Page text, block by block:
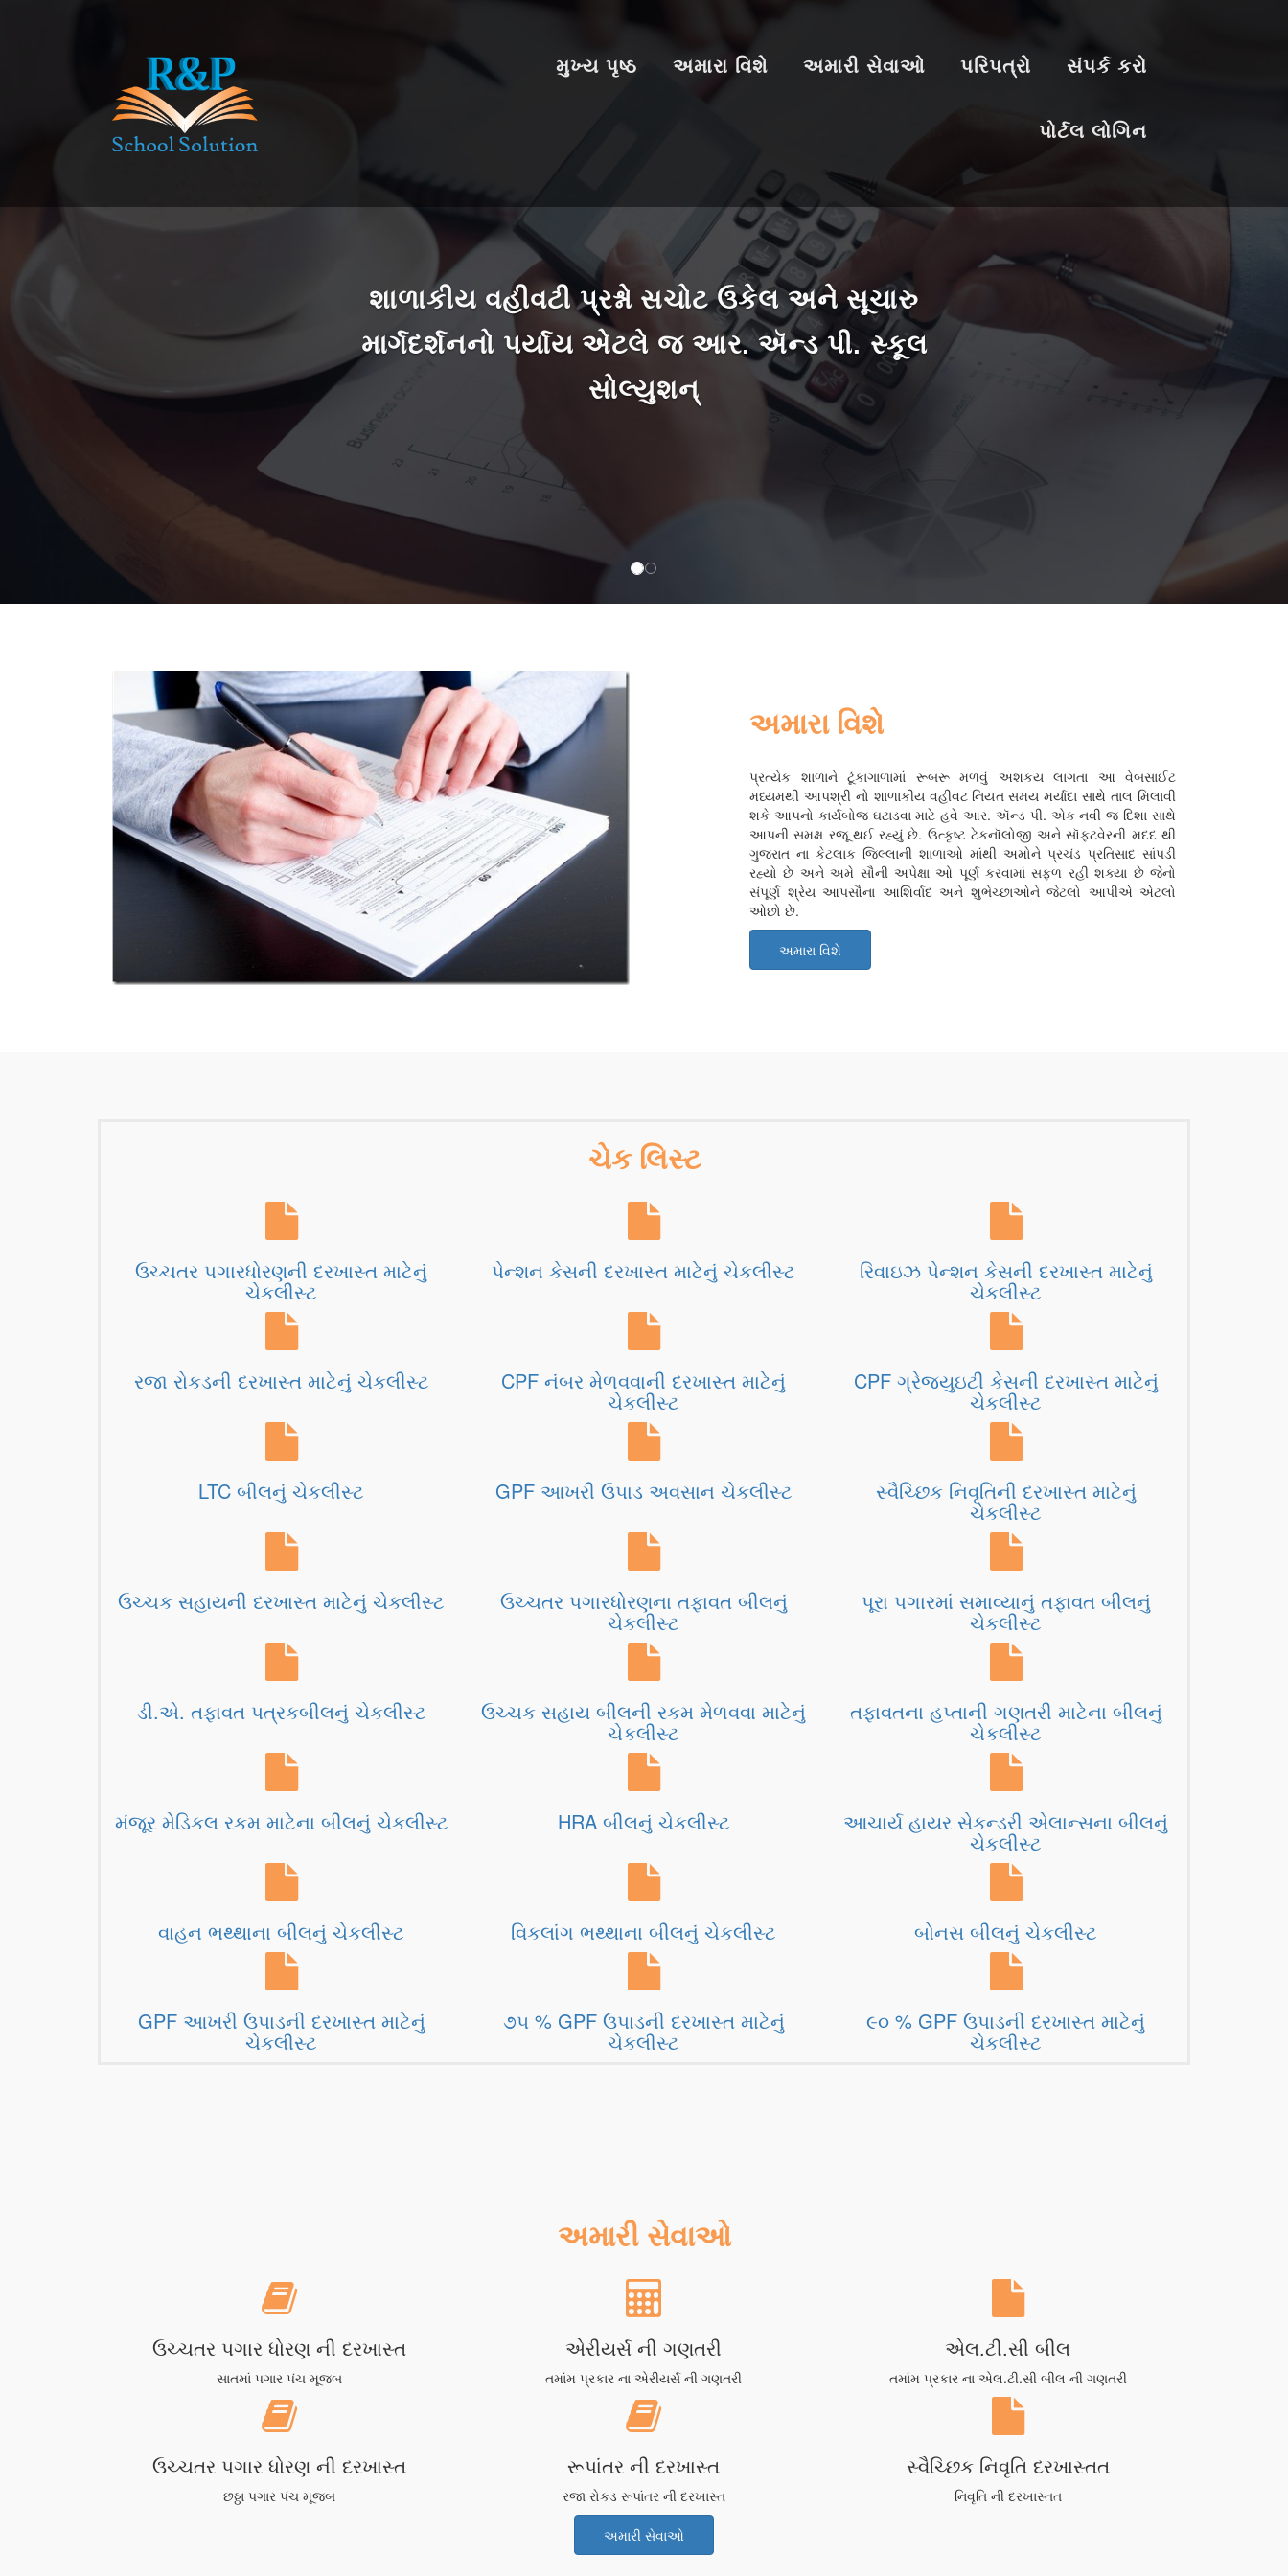
મુખ્ય પૃષ્ઠ અમારા વિશે અમારી સેવાઓ પરિપત્રો સંપર્ક કરો
પોર્ટલ લોગિન
ખરેખર મુક્ત વાતાવરણમાં અને ટેન્શન ફ્રી થઈ પૂર્ણ
તંદુરસ્તી સાથે નોકરી કરવી છે, તો વાટ શાની જુઓ
છો તરત જ સંપર્ક કરો આપણા આત્મીય મિત્રો એવા
આર. ઍન્ડ પી. સ્કૂલ સોલ્યુશન્ ને...
અમારા વિશે
પ્રત્યેક શાળાને ટૂંકાગાળામાં રૂબરૂ મળવું અશકય લાગતા આ વેબસાઈટ
મધ્યમથી આપશ્રી નો શાળાકીય વહીવટ નિયત સમય મર્યાદા સાથે તાલ મિલાવી
શકે આપનો કાર્યબોજ ઘટાડવા માટે હવે આર. ઍન્ડ પી. એક નવી જ દિશા સાથે
આપની સમક્ષ રજૂ થઈ રહ્યું છે. ઉત્કૃષ્ટ ટેકનૉલોજી અને સૉફ્ટવેરની મદદ થી
ગુજરાત ના કેટલાક જિલ્લાની શાળાઓ માંથી અમોને પ્રચંડ પ્રતિસાદ સાંપડી
રહ્યો છે અને અમે સૌની અપેક્ષા ઓ પૂર્ણ કરવામાં સફળ રહી શક્યા છે જેનો
સંપૂર્ણ શ્રેય આપસૌના આશિર્વાદ અને શુભેચ્છાઓને જેટલો આપીએ એટલો
ઓછો છે.
અમારા વિશે
ચેક લિસ્ટ
ઉચ્ચતર પગારધોરણની દરખાસ્ત માટેનું
ચેકલીસ્ટ
પેન્શન કેસની દરખાસ્ત માટેનું ચેકલીસ્ટ રિવાઇઝ પેન્શન કેસની દરખાસ્ત માટેનું
ચેકલીસ્ટ
રજા રોકડની દરખાસ્ત માટેનું ચેકલીસ્ટ CPF નંબર મેળવવાની દરખાસ્ત માટેનું
ચેકલીસ્ટ
CPF ગ્રેજ્યુઇટી કેસની દરખાસ્ત માટેનું
ચેકલીસ્ટ
LTC બીલનું ચેકલીસ્ટ GPF આખરી ઉપાડ અવસાન ચેકલીસ્ટ સ્વૈચ્છિક નિવૃતિની દરખાસ્ત માટેનું
ચેકલીસ્ટ
ઉચ્ચક સહાયની દરખાસ્ત માટેનું ચેકલીસ્ટ ઉચ્ચતર પગારધોરણના તફાવત બીલનું
ચેકલીસ્ટ
પૂરા પગારમાં સમાવ્યાનું તફાવત બીલનું
ચેકલીસ્ટ
ડી.એ. તફાવત પત્રકબીલનું ચેકલીસ્ટ ઉચ્ચક સહાય બીલની રકમ મેળવવા માટેનું
ચેકલીસ્ટ
તફાવતના હપ્તાની ગણતરી માટેના બીલનું
ચેકલીસ્ટ
મંજૂર મેડિકલ રકમ માટેના બીલનું ચેકલીસ્ટ HRA બીલનું ચેકલીસ્ટ આચાર્ય હાયર સેકન્ડરી એલાન્સના બીલનું
ચેકલીસ્ટ
વાહન ભથ્થાના બીલનું ચેકલીસ્ટ વિકલાંગ ભથ્થાના બીલનું ચેકલીસ્ટ બોનસ બીલનું ચેકલીસ્ટ
GPF આખરી ઉપાડની દરખાસ્ત માટેનું
ચેકલીસ્ટ
૭૫ % GPF ઉપાડની દરખાસ્ત માટેનું
ચેકલીસ્ટ
૯૦ % GPF ઉપાડની દરખાસ્ત માટેનું
ચેકલીસ્ટ
અમારી સેવાઓ
ઉચ્ચતર પગાર ધોરણ ની દરખાસ્ત
સાતમાં પગાર પંચ મૂજબ
એરીયર્સ ની ગણતરી
તમાંમ પ્રકાર ના એરીયર્સ ની ગણતરી
એલ.ટી.સી બીલ
તમાંમ પ્રકાર ના એલ.ટી.સી બીલ ની ગણતરી
ઉચ્ચતર પગાર ધોરણ ની દરખાસ્ત
છઠ્ઠા પગાર પંચ મૂજબ
રૂપાંતર ની દરખાસ્ત
રજા રોકડ રૂપાંતર ની દરખાસ્ત
સ્વૈચ્છિક નિવૃતિ દરખાસ્તત
નિવૃતિ ની દરખાસ્તત
અમારી સેવાઓ